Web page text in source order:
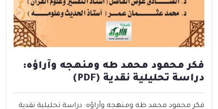
فكر محمود محمد طه ومنهجه وآراؤه:
دراسة تحليلية نقدية (PDF)
فكر محمود محمد طه ومنهجه وآراؤه: دراسة تحليلية نقدية